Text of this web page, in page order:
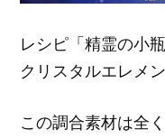
レシピ「精霊の小
クリスタルエレメ
この調合素材は全